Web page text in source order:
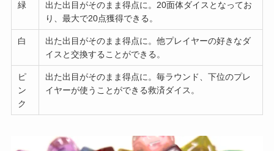
緑
出た出目がそのまま得点に。20面体ダイスとなってお
り、最大で20点獲得できる。
白
出た出目がそのまま得点に。他プレイヤーの好きなダ
イスと交換することができる。
ピ
ン
ク
出た出目がそのまま得点に。毎ラウンド、下位のプレ
イヤーが使うことができる救済ダイス。